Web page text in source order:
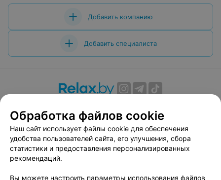
Добавить компанию
Добавить специалиста
Вакансии
Публичный договор
Способы оплаты
Публичный договор по использованию сервиса
«Афиша»
Пользовательское соглашение
Обработка файлов cookie
Наш сайт использует файлы cookie для обеспечения
удобства пользователей сайта, его улучшения, сбора
статистики и предоставления персонализированных
рекомендаций.
Вы можете настроить параметры использования файлов